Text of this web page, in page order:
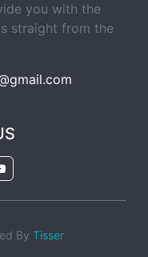
you with the
straight from the
By Tisser